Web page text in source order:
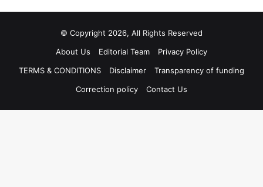
© Copyright 2026, All Rights Reserved
About Us
Editorial Team
Privacy Policy
TERMS & CONDITIONS
Disclaimer
Transparency of funding
Correction policy
Contact Us